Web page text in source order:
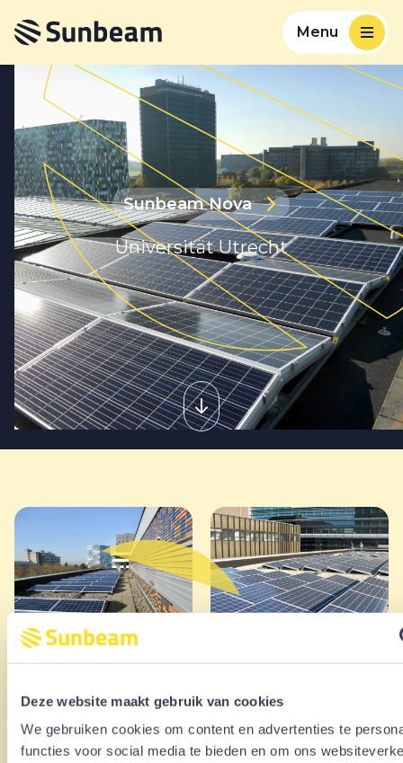
Deze website maakt gebruik van cookies
We gebruiken cookies om content en advertenties te
functies voor social media te bieden en om ons
Menu
Sunbeam Nova
Universität Utrecht